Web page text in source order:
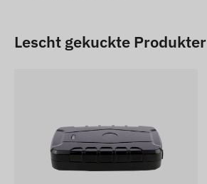
Lescht gekuckte Produkter